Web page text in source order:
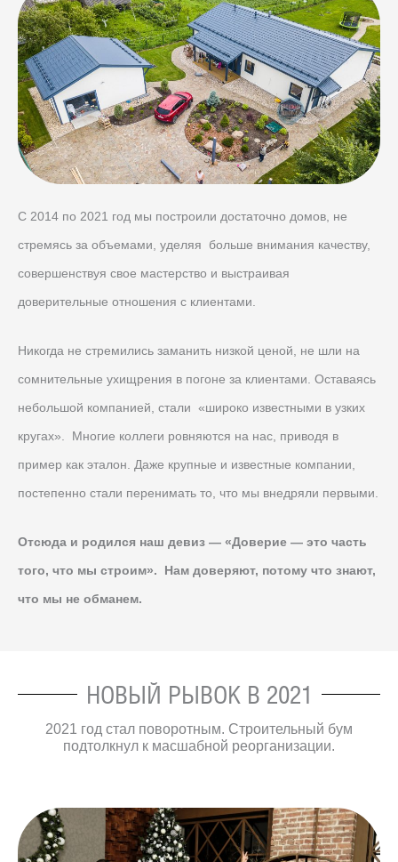
С 2014 по 2021 год мы построили достаточно домов, не
стремясь за объемами, уделяя больше внимания качеству,
совершенствуя свое мастерство и выстраивая
доверительные отношения с клиентами.
Никогда не стремились заманить низкой ценой, не шли на
сомнительные ухищрения в погоне за клиентами. Оставаясь
небольшой компанией, стали «широко известными в узких
кругах». Многие коллеги ровняются на нас, приводя в
пример как эталон. Даже крупные и известные компании,
постепенно стали перенимать то, что мы внедряли первыми.
Отсюда и родился наш девиз — «Доверие — это часть
того, что мы строим». Нам доверяют, потому что знают,
что мы не обманем.
НОВЫЙ РЫВОК В 2021
2021 год стал поворотным. Строительный бум
подтолкнул к масшабной реорганизации.